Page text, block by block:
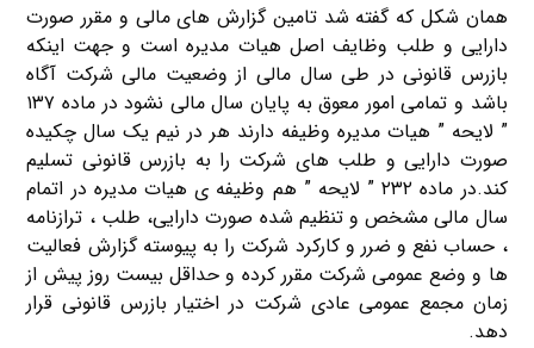
همان شکل که گفته شد تامین گزارش های مالی و مقرر صورت
دارایی و طلب وظایف اصل هیات مدیره است و جهت اینکه
بازرس قانونی در طی سال مالی از وضعیت مالی شرکت آگاه
باشد و تمامی امور معوق به پایان سال مالی نشود در ماده ۱۳۷
” لایحه ” هیات مدیره وظیفه دارند هر در نیم یک سال چکیده
صورت دارایی و طلب های شرکت را به بازرس قانونی تسلیم
کند.در ماده ۲۳۲ ” لایحه ” هم وظیفه ی هیات مدیره در اتمام
سال مالی مشخص و تنظیم شده صورت دارایی، طلب ، ترازنامه
، حساب نفع و ضرر و کارکرد شرکت را به پیوسته گزارش فعالیت
ها و وضع عمومی شرکت مقرر کرده و حداقل بیست روز پیش از
زمان مجمع عمومی عادی شرکت در اختیار بازرس قانونی قرار
دهد.